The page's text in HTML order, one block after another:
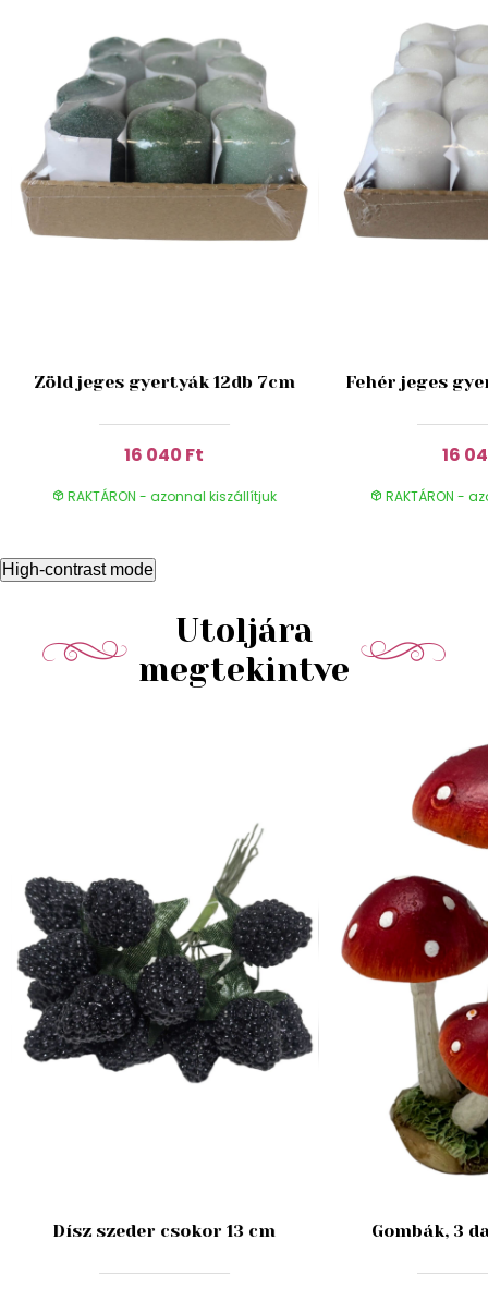
Zöld jeges gyertyák 12db 7cm
16 040 Ft
RAKTÁRON - azonnal kiszállítjuk
Fehér jeges
16
RAKTÁRON -
High-contrast mode
Utoljára
megtekintve
Dísz szeder csokor 13 cm Gombák, 3